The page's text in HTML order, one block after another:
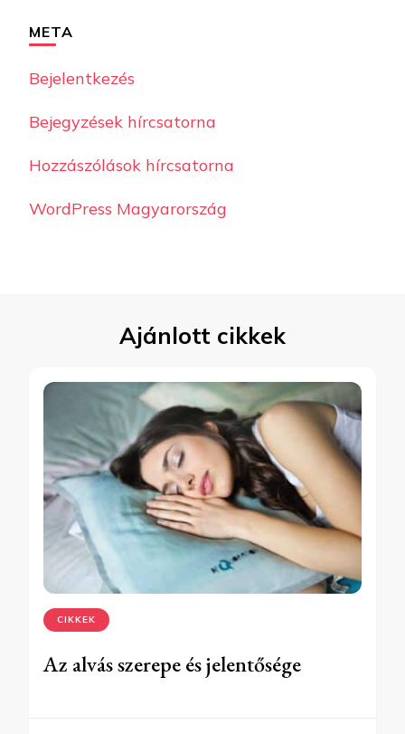
META
Bejelentkezés
Bejegyzések hírcsatorna
Hozzászólások hírcsatorna
WordPress Magyarország
Ajánlott cikkek
CIKKEK
Az alvás szerepe és jelentősége